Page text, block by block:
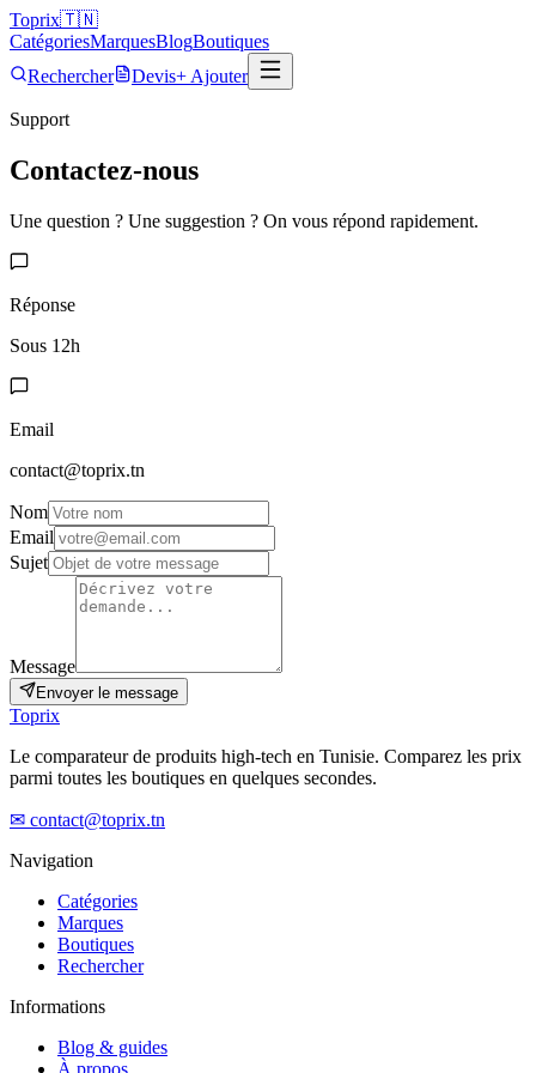
Toprix🇹🇳
CatégoriesMarquesBlogBoutiques
Rechercher
Devis+ Ajouter
Support
Contactez-nous
Une question ? Une suggestion ? On vous répond rapidement.
Réponse
Sous 12h
Email
contact@toprix.tn
Nom
Email
Sujet
Message
Envoyer le message
Toprix
Le comparateur de produits high-tech en Tunisie. Comparez les prix
parmi toutes les boutiques en quelques secondes.
✉ contact@toprix.tn
Navigation
Catégories
Marques
Boutiques
Rechercher
Informations
Blog & guides
À propos